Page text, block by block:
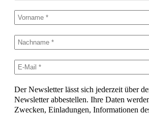
Der Newsletter lässt sich jederzeit über
Newsletter abbestellen. Ihre Daten
Zwecken, Einladungen, Informationen